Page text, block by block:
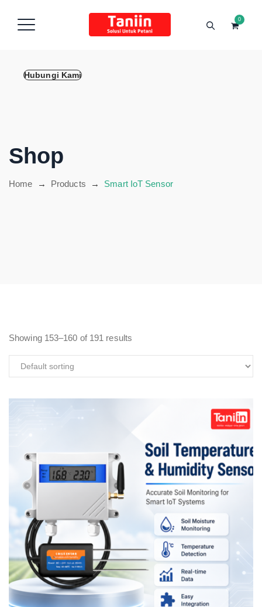
Hubungi Kami
0
Shop
Home → Products → Smart IoT Sensor
Showing 153–160 of 191 results